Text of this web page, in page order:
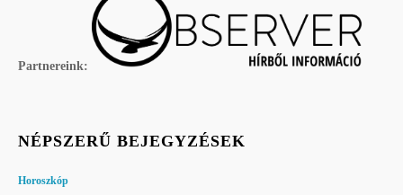
Partnereink:
NÉPSZERŰ BEJEGYZÉSEK
Horoszkóp